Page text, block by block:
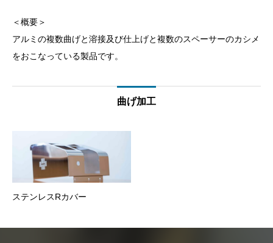
＜概要＞
アルミの複数曲げと溶接及び仕上げと複数のスペーサーのカシメ
をおこなっている製品です。
曲げ加工
ステンレスRカバー